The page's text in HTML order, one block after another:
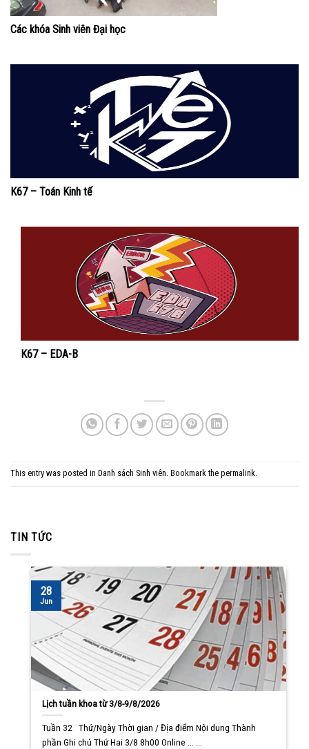
Các khóa Sinh viên Đại học
K67 – Toán Kinh tế
K67 – EDA-B
This entry was posted in Danh sách Sinh viên. Bookmark the permalink.
TIN TỨC
Lịch tuần khoa từ 3/8-9/8/2026
Tuần 32 Thứ/Ngày Thời gian / Địa điểm Nội dung Thành
phần Ghi chú Thứ Hai 3/8 8h00 Online ... ...
28
Jun